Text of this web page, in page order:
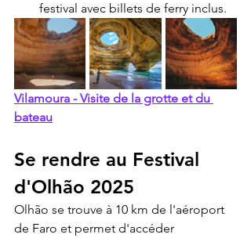
festival avec billets de ferry inclus.
Vilamoura - Visite de la grotte et du
bateau
Se rendre au Festival
d'Olhão 2025
Olhão se trouve à 10 km de l'aéroport
de Faro et permet d'accéder